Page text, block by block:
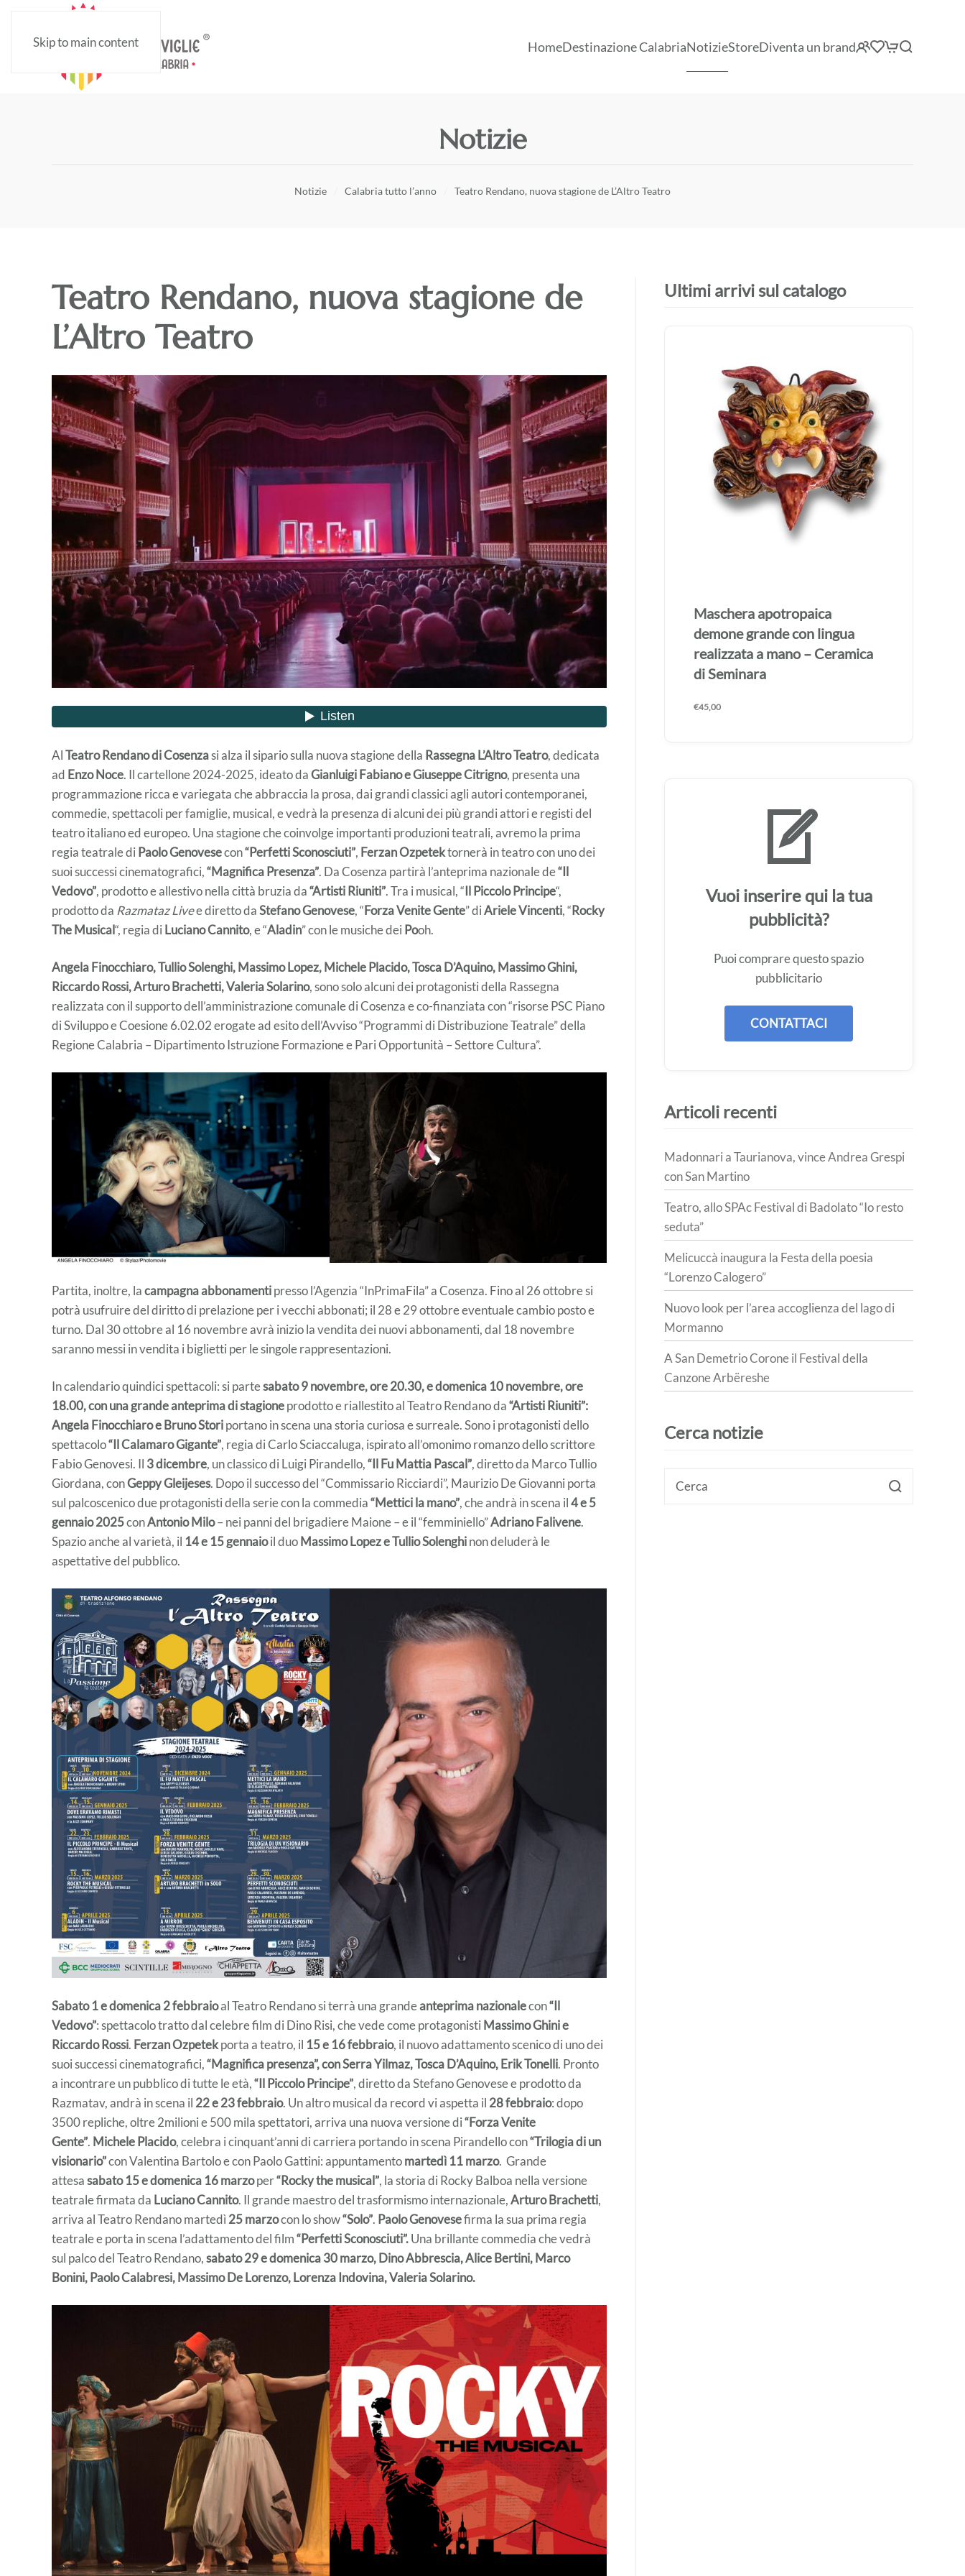
Skip to main content HomeDestinazione CalabriaNotizieStoreDiventa un brand
Notizie
Notizie Calabria tutto l’anno Teatro Rendano, nuova stagione de L’Altro Teatro
Teatro Rendano, nuova stagione de
L’Altro Teatro
AlTeatro Rendano di Cosenzasi alza il sipario sulla nuova stagione della Rassegna L’Altro Teatro, dedicata
ad Enzo Noce. Il cartellone 2024-2025, ideato daGianluigi Fabiano e Giuseppe Citrigno, presenta una
programmazione ricca e variegata che abbraccia la prosa, dai grandi classici agli autori contemporanei,
commedie, spettacoli per famiglie, musical, e vedrà la presenza di alcuni dei più grandi attori e registi del
teatro italiano ed europeo. Una stagione che coinvolge importanti produzioni teatrali, avremo la prima
regia teatrale di Paolo Genovesecon“Perfetti Sconosciuti”, Ferzan Ozpetektornerà in teatro con uno dei
suoi successi cinematografici,“Magnifica Presenza”. Da Cosenza partirà l’anteprima nazionale de“Il
Vedovo”, prodotto e allestivo nella città bruzia da“Artisti Riuniti”. Tra i musical, “Il Piccolo Principe“,
prodotto da Razmataz Livee diretto daStefano Genovese, “Forza Venite Gente” diAriele Vincenti, “Rocky
The Musical“, regia di Luciano Cannito, e “Aladin” con le musiche dei Pooh.
Angela Finocchiaro, Tullio Solenghi, Massimo Lopez, Michele Placido, Tosca D’Aquino, Massimo Ghini,
Riccardo Rossi, Arturo Brachetti, Valeria Solarino, sono solo alcuni dei protagonisti della Rassegna
realizzata con il supporto dell’amministrazione comunale di Cosenza e co-finanziata con “risorse PSC Piano
di Sviluppo e Coesione 6.02.02 erogate ad esito dell’Avviso “Programmi di Distribuzione Teatrale” della
Regione Calabria – Dipartimento Istruzione Formazione e Pari Opportunità – Settore Cultura”.
Partita, inoltre, lacampagna abbonamentipresso l’Agenzia “InPrimaFila” a Cosenza. Fino al 26 ottobre si
potrà usufruire del diritto di prelazione per i vecchi abbonati; il 28 e 29 ottobre eventuale cambio posto e
turno. Dal 30 ottobre al 16 novembre avrà inizio la vendita dei nuovi abbonamenti, dal 18 novembre
saranno messi in vendita i biglietti per le singole rappresentazioni.
In calendario quindici spettacoli: si partesabato 9 novembre, ore 20.30, e domenica 10 novembre, ore
18.00, con una grande anteprima di stagioneprodotto e riallestito al Teatro Rendano da“Artisti Riuniti”:
Angela Finocchiaro e Bruno Storiportano in scena una storia curiosa e surreale. Sono i protagonisti dello
spettacolo“Il Calamaro Gigante”, regia di Carlo Sciaccaluga, ispirato all’omonimo romanzo dello scrittore
Fabio Genovesi. Il 3 dicembre, un classico di Luigi Pirandello,“Il Fu Mattia Pascal”, diretto da Marco Tullio
Giordana, conGeppy Gleijeses. Dopo il successo del “Commissario Ricciardi”, Maurizio De Giovanni porta
sul palcoscenico due protagonisti della serie con la commedia“Mettici la mano”, che andrà in scena il4 e 5
gennaio 2025conAntonio Milo– nei panni del brigadiere Maione – e il “femminiello”Adriano Falivene.
Spazio anche al varietà, il 14 e 15 gennaioil duoMassimo Lopez e Tullio Solenghinon deluderà le
aspettative del pubblico.
Sabato 1 e domenica 2 febbraioal Teatro Rendano si terrà una grandeanteprima nazionalecon“Il
Vedovo”: spettacolo tratto dal celebre film di Dino Risi, che vede come protagonisti Massimo Ghini e
Riccardo Rossi. Ferzan Ozpetekporta a teatro, il 15 e 16 febbraio, il nuovo adattamento scenico di uno dei
suoi successi cinematografici,“Magnifica presenza”, con Serra Yilmaz, Tosca D’Aquino, Erik Tonelli. Pronto
a incontrare un pubblico di tutte le età,“Il Piccolo Principe”, diretto da Stefano Genovese e prodotto da
Razmatav, andrà in scena il 22 e 23 febbraio. Un altro musical da record vi aspetta il 28 febbraio: dopo
3500 repliche, oltre 2milioni e 500 mila spettatori, arriva una nuova versione di“Forza Venite
Gente”. Michele Placido, celebra i cinquant’anni di carriera portando in scena Pirandello con“Trilogia di un
visionario”con Valentina Bartolo e con Paolo Gattini: appuntamentomartedì 11 marzo. Grande
attesasabato 15 e domenica 16 marzoper“Rocky the musical”, la storia di Rocky Balboa nella versione
teatrale firmata da Luciano Cannito. Il grande maestro del trasformismo internazionale,Arturo Brachetti,
arriva al Teatro Rendano martedì 25 marzocon lo show“Solo”. Paolo Genovesefirma la sua prima regia
teatrale e porta in scena l’adattamento del film“Perfetti Sconosciuti”.Una brillante commedia che vedrà
sul palco del Teatro Rendano,sabato 29 e domenica 30 marzo, Dino Abbrescia, Alice Bertini, Marco
Bonini, Paolo Calabresi, Massimo De Lorenzo, Lorenza Indovina, Valeria Solarino.
Ultimi arrivi sul catalogo
Maschera apotropaica
demone grande con lingua
realizzata a mano – Ceramica
di Seminara
€45,00
Vuoi inserire qui la tua
pubblicità?
Puoi comprare questo spazio
pubblicitario
CONTATTACI
Articoli recenti
Madonnari a Taurianova, vince Andrea Grespi
con San Martino
Teatro, allo SPAc Festival di Badolato “Io resto
seduta”
Melicuccà inaugura la Festa della poesia
“Lorenzo Calogero”
Nuovo look per l’area accoglienza del lago di
Mormanno
A San Demetrio Corone il Festival della
Canzone Arbëreshe
Cerca notizie